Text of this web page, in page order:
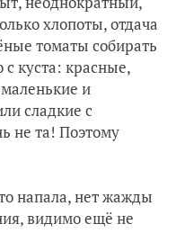
хлопоты, отдача
томаты собирать
куста: красные,
и
сладкие с
не та! Поэтому
напала, нет жажды
видимо ещё не